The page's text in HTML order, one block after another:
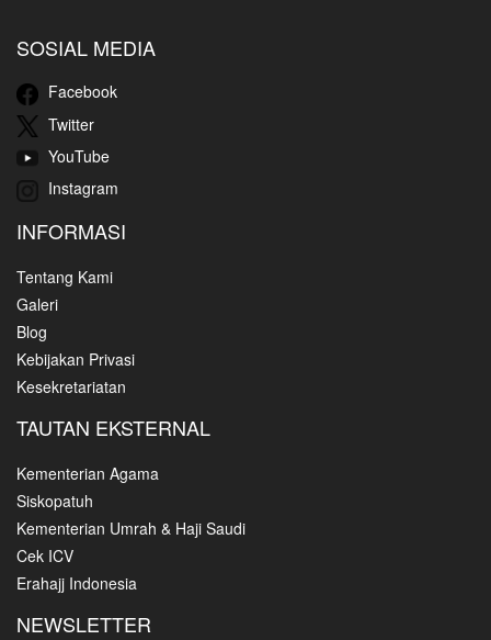
SOSIAL MEDIA
Facebook
Twitter
YouTube
Instagram
INFORMASI
Tentang Kami
Galeri
Blog
Kebijakan Privasi
Kesekretariatan
TAUTAN EKSTERNAL
Kementerian Agama
Siskopatuh
Kementerian Umrah & Haji Saudi
Cek ICV
Erahajj Indonesia
NEWSLETTER